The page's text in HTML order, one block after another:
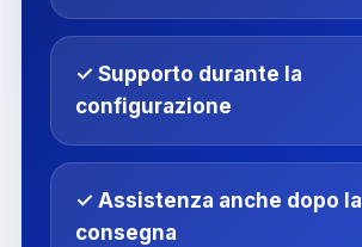
✓ Supporto durante la
configurazione
✓ Assistenza anche dopo la
consegna